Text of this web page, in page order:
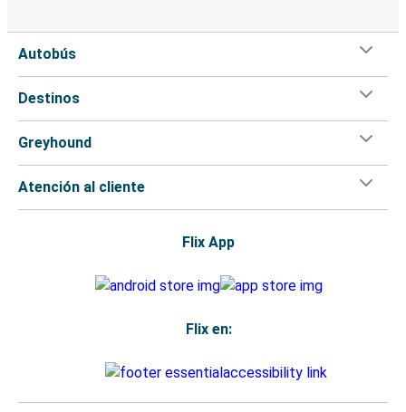
Autobús
Destinos
Greyhound
Atención al cliente
Flix App
Flix en: